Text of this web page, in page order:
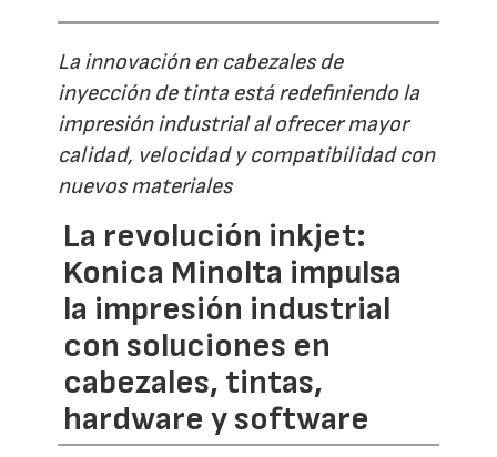
La innovación en cabezales de
inyección de tinta está redefiniendo la
impresión industrial al ofrecer mayor
calidad, velocidad y compatibilidad con
nuevos materiales
La revolución inkjet:
Konica Minolta impulsa
la impresión industrial
con soluciones en
cabezales, tintas,
hardware y software